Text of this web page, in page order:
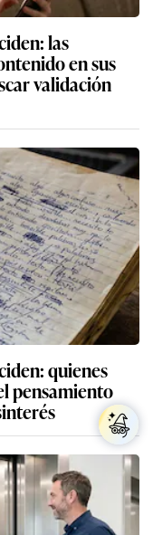
las
en sus
validación
quienes
pensamiento